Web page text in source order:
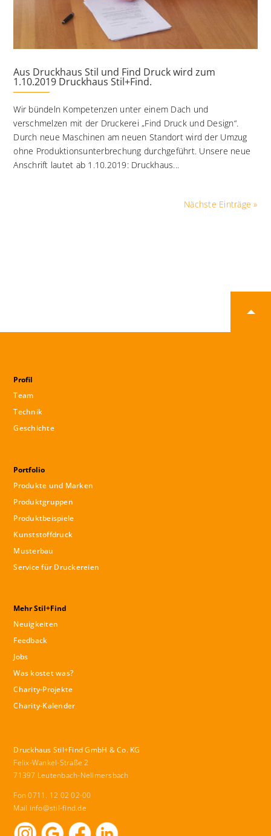
Aus Druckhaus Stil und Find Druck wird zum
1.10.2019 Druckhaus Stil+Find.
Wir bündeln Kompetenzen unter einem Dach und
verschmelzen mit der Druckerei „Find Druck und Design“.
Durch neue Maschinen am neuen Standort wird der Umzug
ohne Produktionsunterbrechung durchgeführt. Unsere neue
Anschrift lautet ab 1.10.2019: Druckhaus...
Nächste Einträge »
Profil
Team
Technik
Geschichte
Portfolio
Produkte und Marken
Produktgruppen
Produktbeispiele
Kunststoffdruck
Musterbau
Service für Druckereien
Mehr Stil+Find
Neuigkeiten
Feedback
Jobs
Was kostet was?
Charity-Projekte
Charity-Kalender
Druckhaus Stil+Find GmbH & Co. KG
Felix-Wankel-Straße 2
71397 Leutenbach-Nellmersbach
Fon 0711. 12 02 02-00
Mail info@stil-find.de